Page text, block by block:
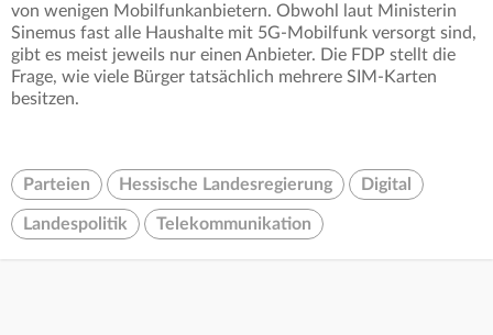
von wenigen Mobilfunkanbietern. Obwohl laut Ministerin
Sinemus fast alle Haushalte mit 5G-Mobilfunk versorgt sind,
gibt es meist jeweils nur einen Anbieter. Die FDP stellt die
Frage, wie viele Bürger tatsächlich mehrere SIM-Karten
besitzen.
Parteien Hessische Landesregierung Digital
Landespolitik Telekommunikation